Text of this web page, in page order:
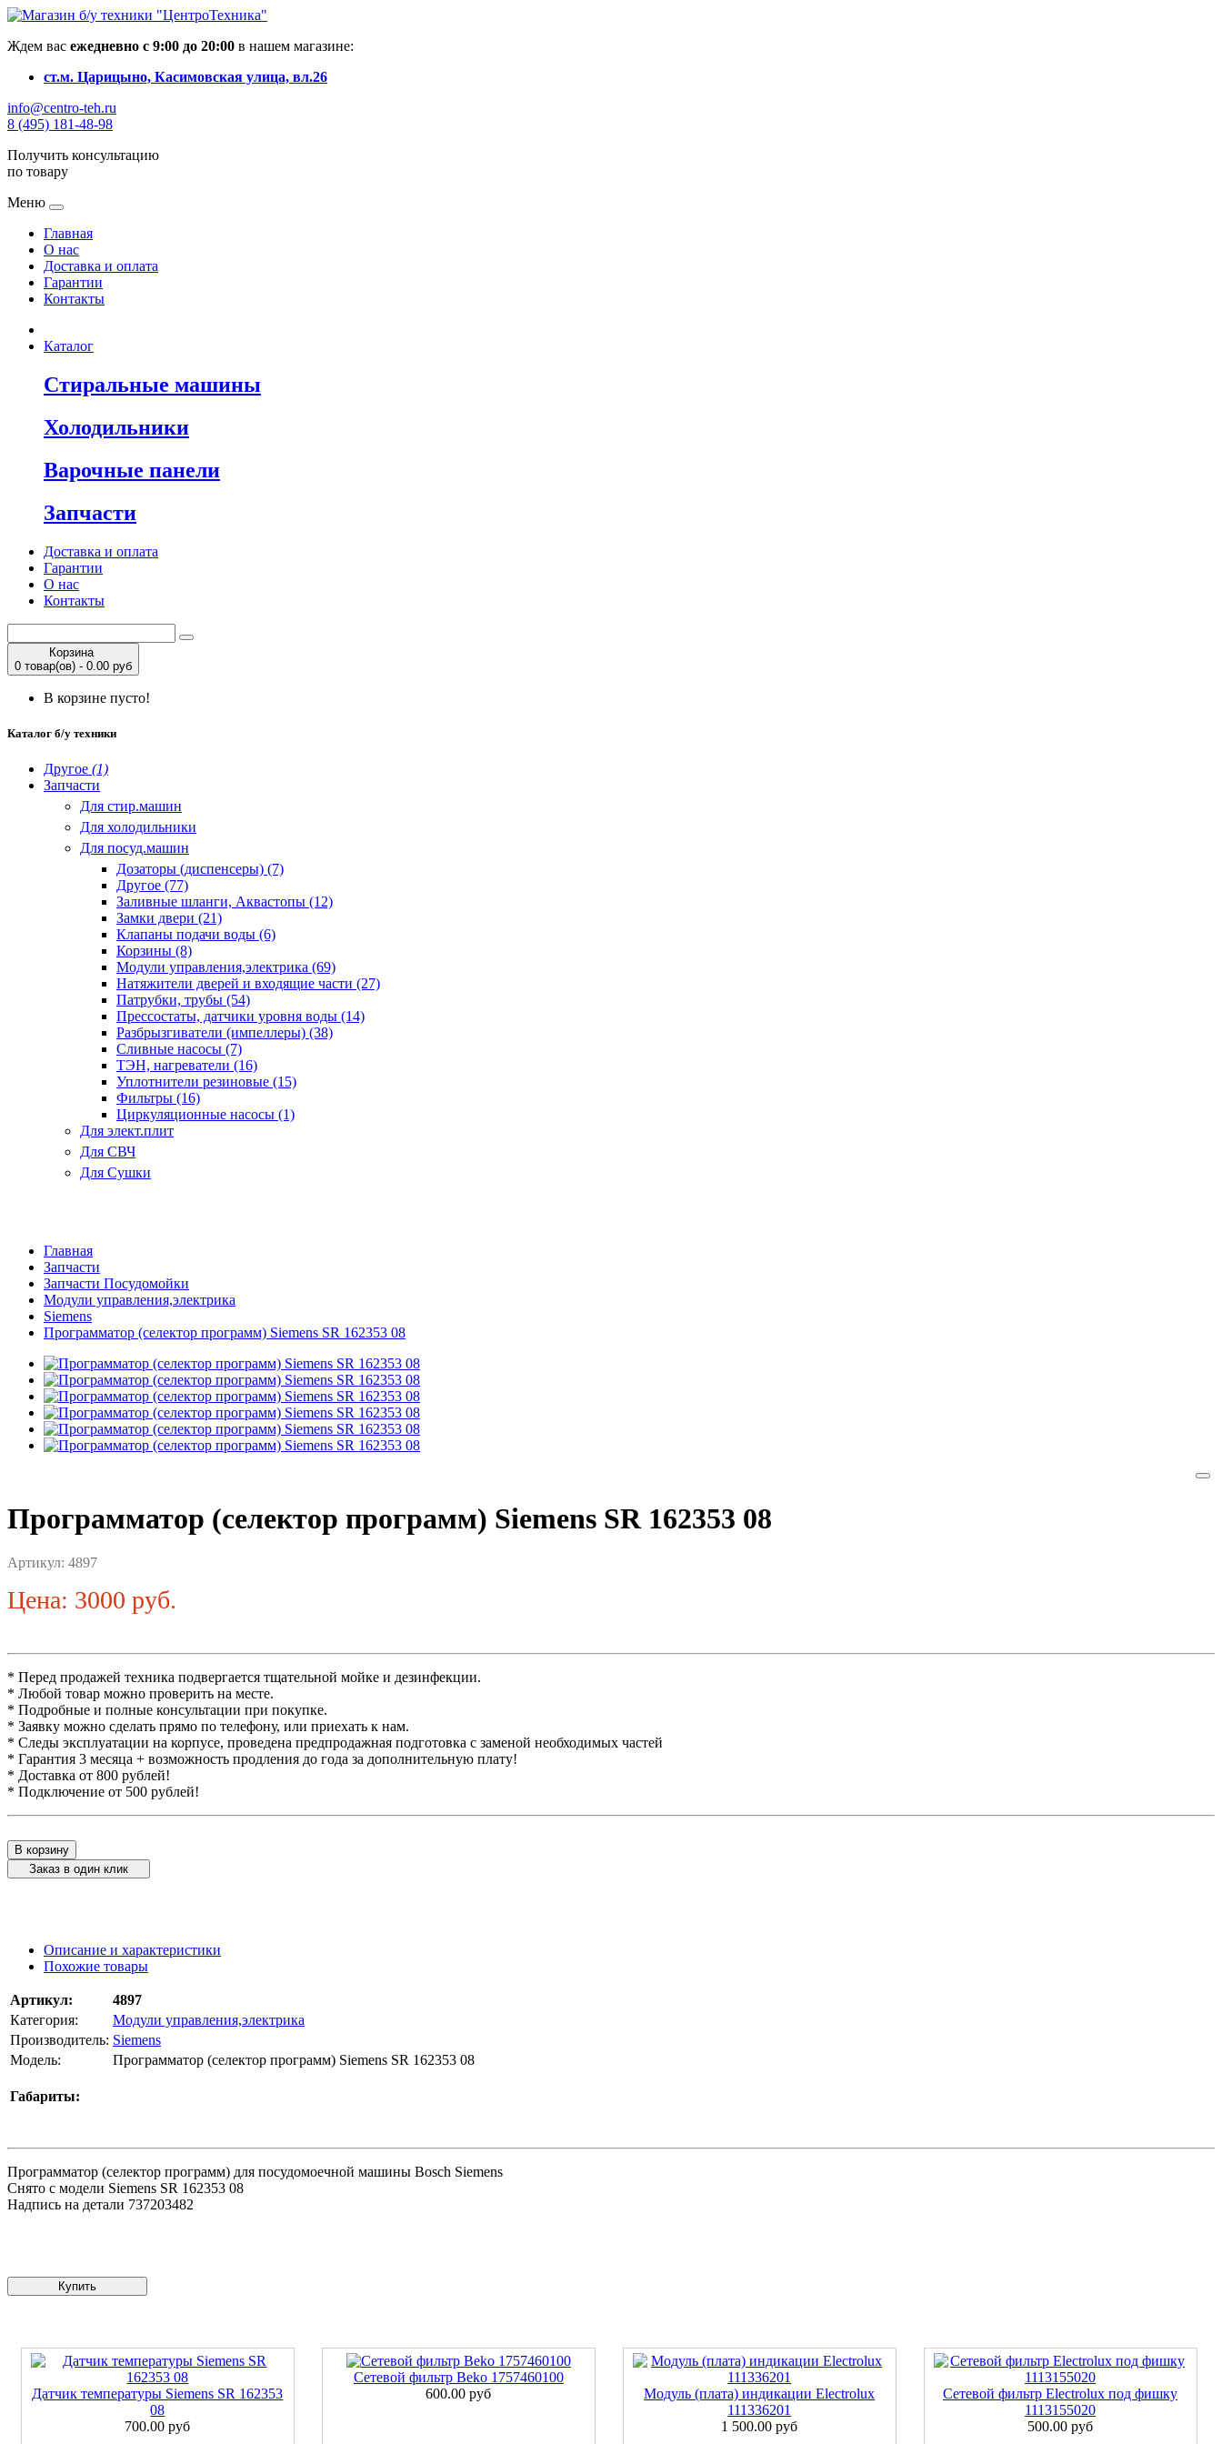
Ждем вас ежедневно с 9:00 до 20:00 в нашем магазине:
ст.м. Царицыно, Касимовская улица, вл.26
info@centro-teh.ru
8 (495) 181-48-98
Получить консультацию
по товару
Меню
Главная
О нас
Доставка и оплата
Гарантии
Контакты
Каталог
Стиральные машины
Холодильники
Варочные панели
Запчасти
Доставка и оплата
Гарантии
О нас
Контакты
Корзина
0 товар(ов) - 0.00 руб
В корзине пусто!
Каталог б/у техники
Другое (1)
Запчасти
Для стир.машин
Для холодильники
Для посуд.машин
Дозаторы (диспенсеры) (7)
Другое (77)
Заливные шланги, Аквастопы (12)
Замки двери (21)
Клапаны подачи воды (6)
Корзины (8)
Модули управления,электрика (69)
Натяжители дверей и входящие части (27)
Патрубки, трубы (54)
Прессостаты, датчики уровня воды (14)
Разбрызгиватели (импеллеры) (38)
Сливные насосы (7)
ТЭН, нагреватели (16)
Уплотнители резиновые (15)
Фильтры (16)
Циркуляционные насосы (1)
Для элект.плит
Для СВЧ
Для Сушки
Главная
Запчасти
Запчасти Посудомойки
Модули управления,электрика
Siemens
Программатор (селектор программ) Siemens SR 162353 08
Программатор (селектор программ) Siemens SR 162353 08
Артикул: 4897
Цена: 3000 руб.
* Перед продажей техника подвергается тщательной мойке и дезинфекции.
* Любой товар можно проверить на месте.
* Подробные и полные консультации при покупке.
* Заявку можно сделать прямо по телефону, или приехать к нам.
* Следы эксплуатации на корпусе, проведена предпродажная подготовка с заменой необходимых частей
* Гарантия 3 месяца + возможность продления до года за дополнительную плату!
* Доставка от 800 рублей!
* Подключение от 500 рублей!
В корзину
Заказ в один клик
Описание и характеристики
Похожие товары
Артикул:
4897
Категория:
Модули управления,электрика
Производитель: Siemens
Модель:
Программатор (селектор программ) Siemens SR 162353 08
Габариты:
Программатор (селектор программ) для посудомоечной машины Bosch Siemens
Снято с модели Siemens SR 162353 08
Надпись на детали 737203482
Датчик температуры Siemens SR 162353
08
700.00 руб
Сетевой фильтр Beko 1757460100
600.00 руб
Модуль (плата) индикации Electrolux
111336201
1 500.00 руб
Сетевой фильтр Electrolux под фишку
1113155020
500.00 руб